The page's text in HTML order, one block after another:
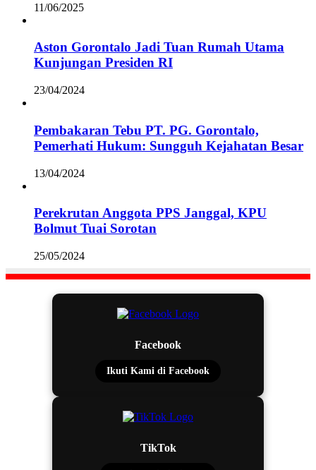
11/06/2025
Aston Gorontalo Jadi Tuan Rumah Utama
Kunjungan Presiden RI
23/04/2024
Pembakaran Tebu PT. PG. Gorontalo,
Pemerhati Hukum: Sungguh Kejahatan Besar
13/04/2024
Perekrutan Anggota PPS Janggal, KPU
Bolmut Tuai Sorotan
25/05/2024
Facebook
Ikuti Kami di Facebook
TikTok